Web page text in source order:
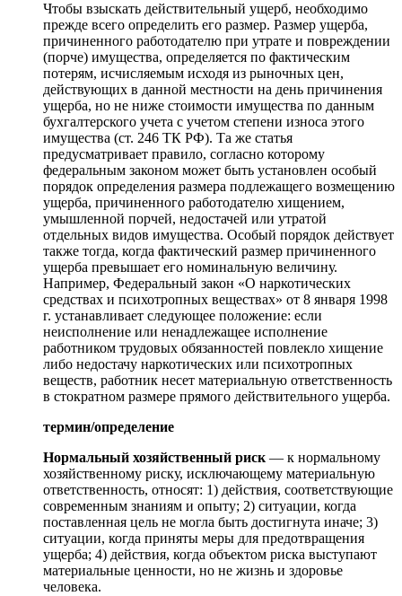
Чтобы взыскать действительный ущерб, необходимо
прежде всего определить его размер. Размер ущерба,
причиненного работодателю при утрате и повреждении
(порче) имущества, определяется по фактическим
потерям, исчисляемым исходя из рыночных цен,
действующих в данной местности на день причинения
ущерба, но не ниже стоимости имущества по данным
бухгалтерского учета с учетом степени износа этого
имущества (ст. 246 ТК РФ). Та же статья
предусматривает правило, согласно которому
федеральным законом может быть установлен особый
порядок определения размера подлежащего возмещению
ущерба, причиненного работодателю хищением,
умышленной порчей, недостачей или утратой
отдельных видов имущества. Особый порядок действует
также тогда, когда фактический размер причиненного
ущерба превышает его номинальную величину.
Например, Федеральный закон «О наркотических
средствах и психотропных веществах» от 8 января 1998
г. устанавливает следующее положение: если
неисполнение или ненадлежащее исполнение
работником трудовых обязанностей повлекло хищение
либо недостачу наркотических или психотропных
веществ, работник несет материальную ответственность
в стократном размере прямого действительного ущерба.
термин/определение
Нормальный хозяйственный риск — к нормальному
хозяйственному риску, исключающему материальную
ответственность, относят: 1) действия, соответствующие
современным знаниям и опыту; 2) ситуации, когда
поставленная цель не могла быть достигнута иначе; 3)
ситуации, когда приняты меры для предотвращения
ущерба; 4) действия, когда объектом риска выступают
материальные ценности, но не жизнь и здоровье
человека.